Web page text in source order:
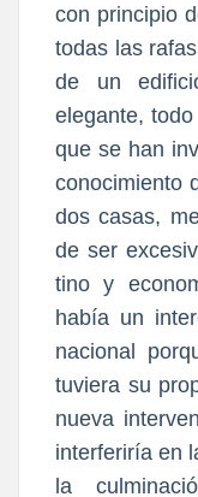
con principio
todas las
de un
elegante,
que se han
conocimiento
dos casas,
de ser
tino y
había un
nacional
tuviera su
nueva
interferiría en
la